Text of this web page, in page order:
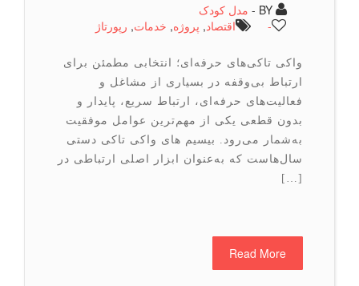
مدل کودک
اقتصاد,پروژه,خدمات, رپورتاژ
واکی تاکی‌های حرفه‌ای؛ انتخابی مطمئن برای
ارتباط بی‌وقفه در بسیاری از مشاغل و
فعالیت‌های حرفه‌ای، ارتباط سریع، پایدار و
بدون قطعی یکی از مهم‌ترین عوامل موفقیت
به‌شمار می‌رود. بیسیم های واکی تاکی‌ دستی
سال‌هاست که به‌عنوان ابزار اصلی ارتباطی در
Read More